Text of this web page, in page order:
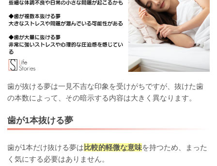
歯が抜ける夢は一見不吉な印象を受けがちですが、抜けた歯
の本数によって、その暗示する内容は大きく異なります。
歯が1本抜ける夢
歯が1本だけ抜ける夢は 比較的軽微な意味を持つため、まった
く気にする必要はありません。